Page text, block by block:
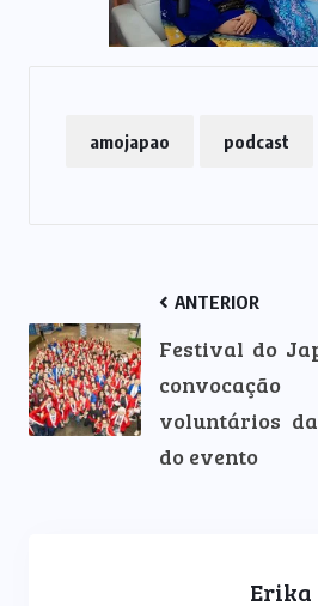
amojapao podcast
ANTERIOR
Festival do
voluntários
do evento
Erika